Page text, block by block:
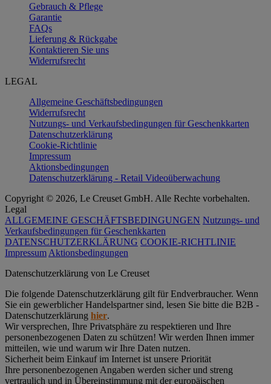
Gebrauch & Pflege
Garantie
FAQs
Lieferung & Rückgabe
Kontaktieren Sie uns
Widerrufsrecht
LEGAL
Allgemeine Geschäftsbedingungen
Widerrufsrecht
Nutzungs- und Verkaufsbedingungen für Geschenkkarten
Datenschutzerklärung
Cookie-Richtlinie
Impressum
Aktionsbedingungen
Datenschutzerklärung - Retail Videoüberwachung
Copyright © 2026, Le Creuset GmbH. Alle Rechte vorbehalten.
Legal
ALLGEMEINE GESCHÄFTSBEDINGUNGEN Nutzungs- und
Verkaufsbedingungen für Geschenkkarten
DATENSCHUTZERKLÄRUNG COOKIE-RICHTLINIE
Impressum Aktionsbedingungen
Datenschutz­erklärung von Le Creuset
Die folgende Datenschutzerklärung gilt für Endverbraucher. Wenn
Sie ein gewerblicher Handelspartner sind, lesen Sie bitte die B2B -
Datenschutzerklärung hier.
Wir versprechen, Ihre Privatsphäre zu respektieren und Ihre
personenbezogenen Daten zu schützen! Wir werden Ihnen immer
mitteilen, wie und warum wir Ihre Daten nutzen.
Sicherheit beim Einkauf im Internet ist unsere Priorität
Ihre personenbezogenen Angaben werden sicher und streng
vertraulich und in Übereinstimmung mit der europäischen